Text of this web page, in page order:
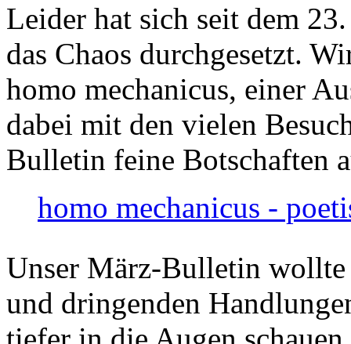
Leider hat sich seit dem
das Chaos durchgesetzt.
homo mechanicus, einer
dabei mit den vielen
Bulletin feine Botschaften
homo mechanicus -
Unser März-Bulletin
und dringenden